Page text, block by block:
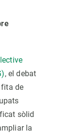
, el debat
de
sòlid
la